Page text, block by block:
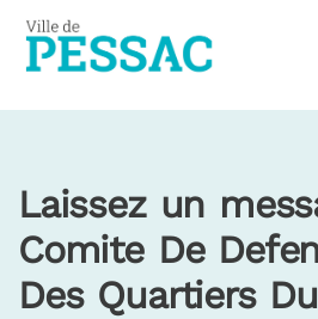
Laissez un
Comite De
Des Quartiers
Panneau de gestion des cookies